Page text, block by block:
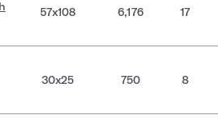
57x108 6,176 17
30x25 750 8